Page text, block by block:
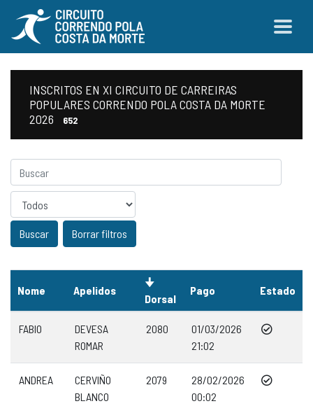
INSCRITOS EN XI CIRCUITO DE CARREIRAS
POPULARES CORRENDO POLA COSTA DA MORTE
2026
652
Sexo
Borrar filtros
Nome Apelidos
Dorsal
Pago Estado
FABIO
DEVESA
ROMAR
2080
01/03/2026
21:02
ANDREA
CERVIÑO
BLANCO
2079
28/02/2026
00:02